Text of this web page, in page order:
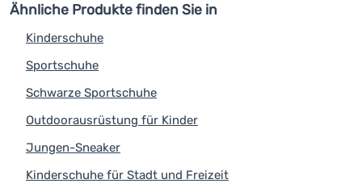
Ähnliche Produkte finden Sie in
Kinderschuhe
Sportschuhe
Schwarze Sportschuhe
Outdoorausrüstung für Kinder
Jungen-Sneaker
Kinderschuhe für Stadt und Freizeit